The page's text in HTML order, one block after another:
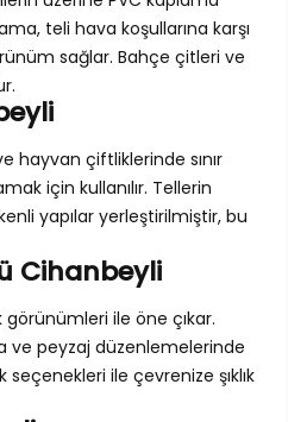
teli hava koşullarına karşı
sağlar. Bahçe çitleri ve
hayvan çiftliklerinde sınır
için kullanılır. Tellerin
yapılar yerleştirilmiştir, bu
Cihanbeyli
ile öne çıkar.
ve peyzaj düzenlemelerinde
seçenekleri ile çevrenize şıklık